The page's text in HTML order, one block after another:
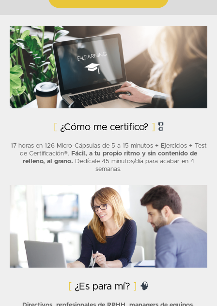
¿Cómo me certifico? 🎖
17 horas en 126 Micro-Cápsulas de 5 a 15 minutos + Ejercicios + Test
de Certificación®.
Fácil, a tu propio ritmo y sin contenido de
relleno, al grano. Dedícale 45 minutos/día para acabar en 4
semanas.
¿Es para mí? 🧠